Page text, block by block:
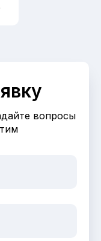
вопросы